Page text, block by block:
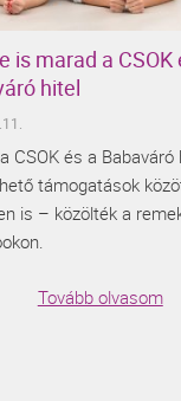
is marad a CSOK
hitel
CSOK és a Babaváró
támogatások
is – közölték a
Tovább olvasom